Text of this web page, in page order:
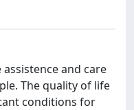
and care
The quality of life
conditions for